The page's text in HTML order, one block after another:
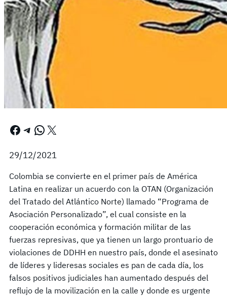
Facebook Telegram WhatsApp X
29/12/2021
Colombia se convierte en el primer país de América
Latina en realizar un acuerdo con la OTAN (Organización
del Tratado del Atlántico Norte) llamado “Programa de
Asociación Personalizado”, el cual consiste en la
cooperación económica y formación militar de las
fuerzas represivas, que ya tienen un largo prontuario de
violaciones de DDHH en nuestro país, donde el asesinato
de líderes y lideresas sociales es pan de cada día, los
falsos positivos judiciales han aumentado después del
reflujo de la movilización en la calle y donde es urgente